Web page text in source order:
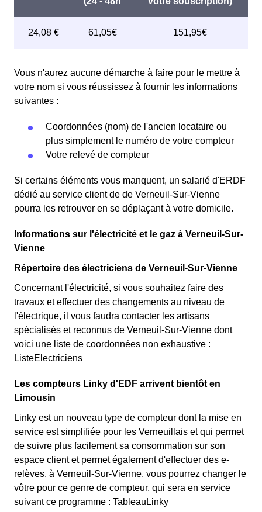
Vous n'aurez aucune démarche à faire pour le mettre à
votre nom si vous réussissez à fournir les informations
suivantes :
Coordonnées (nom) de l'ancien locataire ou
plus simplement le numéro de votre compteur
Votre relevé de compteur
Si certains éléments vous manquent, un salarié d'ERDF
dédié au service client de de Verneuil-Sur-Vienne
pourra les retrouver en se déplaçant à votre domicile.
Informations sur l'électricité et le gaz à Verneuil-Sur-
Vienne
Répertoire des électriciens de Verneuil-Sur-Vienne
Concernant l'électricité, si vous souhaitez faire des
travaux et effectuer des changements au niveau de
l'électrique, il vous faudra contacter les artisans
spécialisés et reconnus de Verneuil-Sur-Vienne dont
voici une liste de coordonnées non exhaustive :
ListeElectriciens
Les compteurs Linky d'EDF arrivent bientôt en
Limousin
Linky est un nouveau type de compteur dont la mise en
service est simplifiée pour les Verneuillais et qui permet
de suivre plus facilement sa consommation sur son
espace client et permet également d'effectuer des e-
relèves. à Verneuil-Sur-Vienne, vous pourrez changer le
vôtre pour ce genre de compteur, qui sera en service
suivant ce programme : TableauLinky